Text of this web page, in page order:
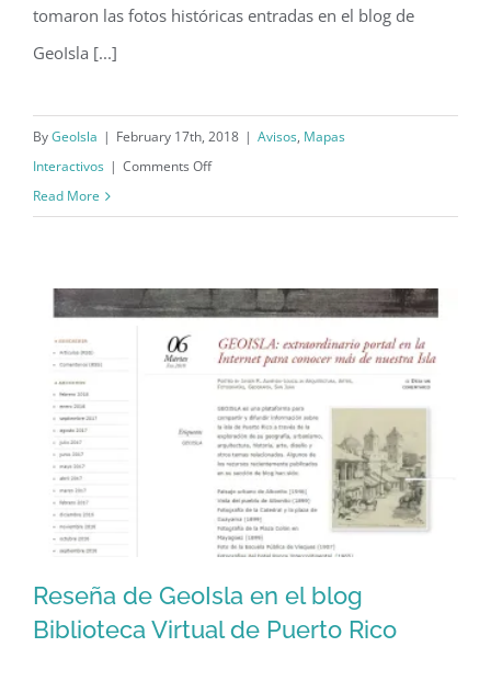
tomaron las fotos históricas entradas en el blog de
GeoIsla [...]
ByGeoIsla | February 17th, 2018 | Avisos, Mapas
Interactivos | Comments Offon
históricas
de
Rico
Actualizado
Read More
Reseña de GeoIsla en el blog
Biblioteca Virtual de Puerto Rico